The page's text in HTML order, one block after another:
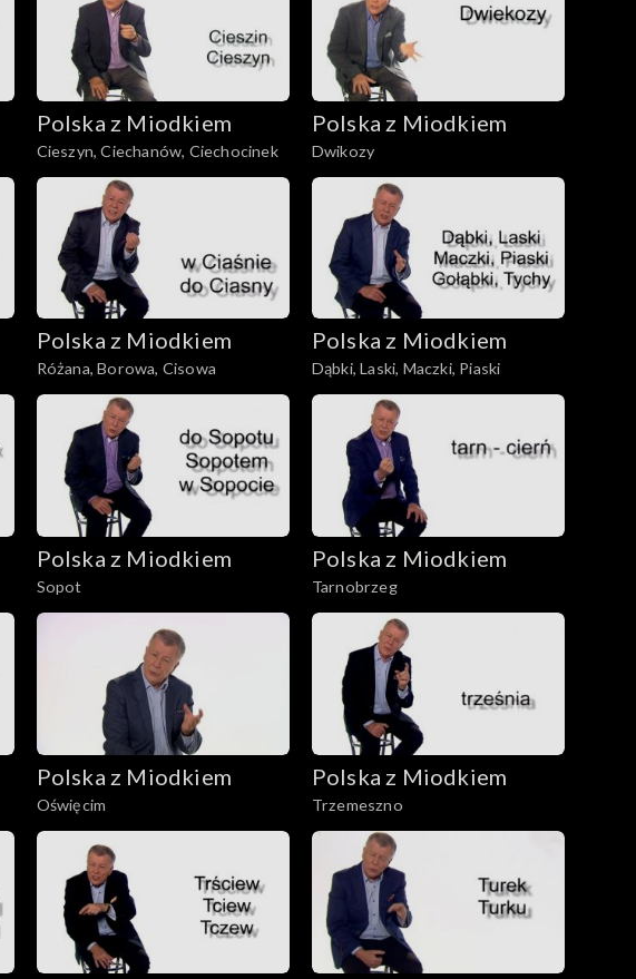
Polska z Miodkiem
Cieszyn, Ciechanów, Ciechocinek
Polska z Miodkiem
Dwikozy
Polska z Miodkiem
Różana, Borowa, Cisowa
Polska z Miodkiem
Dąbki, Laski, Maczki, Piaski
Polska z Miodkiem
Sopot
Polska z Miodkiem
Tarnobrzeg
Polska z Miodkiem
Oświęcim
Polska z Miodkiem
Trzemeszno